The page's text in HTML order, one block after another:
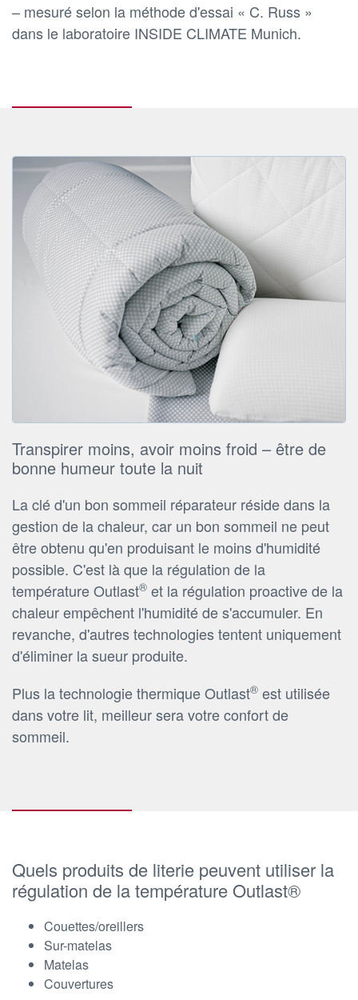
– mesuré selon la méthode d'essai « C. Russ »
dans le laboratoire INSIDE CLIMATE Munich.
Transpirer moins, avoir moins froid – être de
bonne humeur toute la nuit
La clé d'un bon sommeil réparateur réside dans la
gestion de la chaleur, car un bon sommeil ne peut
être obtenu qu'en produisant le moins d'humidité
possible. C'est là que la régulation de la
température Outlast® et la régulation proactive de la
chaleur empêchent l'humidité de s'accumuler. En
revanche, d'autres technologies tentent uniquement
d'éliminer la sueur produite.
Plus la technologie thermique Outlast® est utilisée
dans votre lit, meilleur sera votre confort de
sommeil.
Quels produits de literie peuvent utiliser la
régulation de la température Outlast®
Couettes/oreillers
Sur-matelas
Matelas
Couvertures